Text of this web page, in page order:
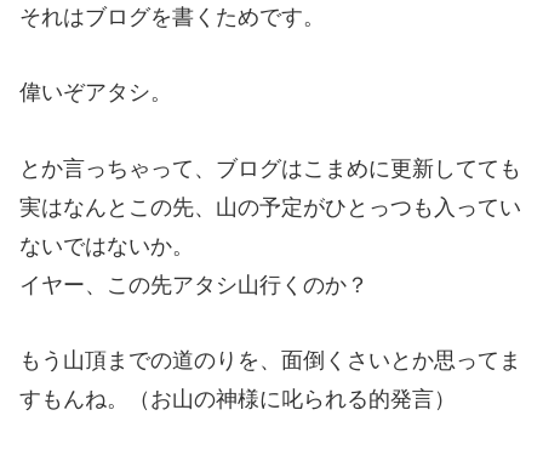
それはブログを書くためです。
偉いぞアタシ。
とか言っちゃって、ブログはこまめに更新してても
実はなんとこの先、山の予定がひとっつも入ってい
ないではないか。
イヤー、この先アタシ山行くのか？
もう山頂までの道のりを、面倒くさいとか思ってま
すもんね。（お山の神様に叱られる的発言）